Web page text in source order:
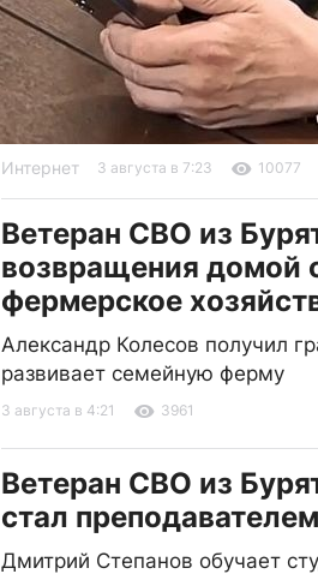
Интернет 3 августа в 7:23 10077
Ветеран СВО из
возвращения домой
фермерское
Александр Колесов получил
развивает семейную ферму
3 августа в 4:21 3961
Ветеран СВО из
стал
Дмитрий Степанов обучает